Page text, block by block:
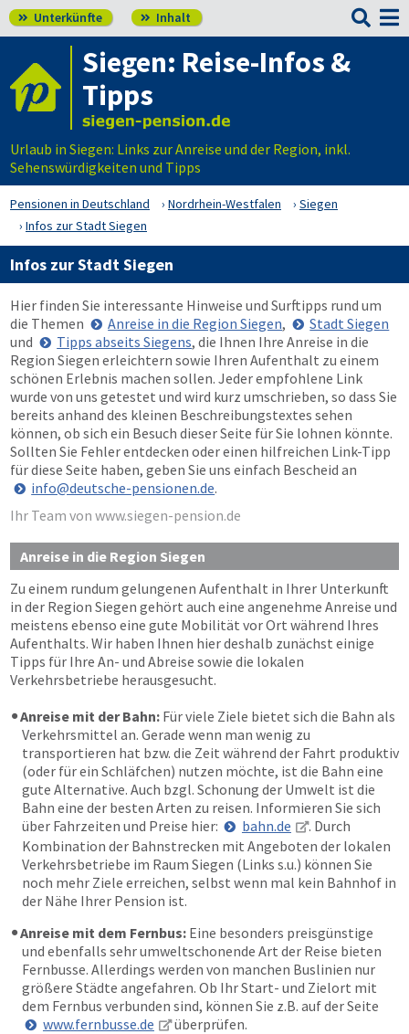
 Unterkünfte  Inhalt 
Siegen: Reise-Infos &
Tipps
Urlaub in Siegen: Links zur Anreise und der Region, inkl.
Sehenswürdigkeiten und Tipps
Pensionen in Deutschland Nordrhein-Westfalen
Siegen
Infos zur Stadt Siegen
Infos zur Stadt Siegen
Hier finden Sie interessante Hinweise und Surftipps rund um
die Themen
Anreise in die Region Siegen,
Stadt Siegen
und
Tipps abseits Siegens, die Ihnen Ihre Anreise in die
Region Siegen erleichtern sowie Ihren Aufenthalt zu einem
schönen Erlebnis machen sollen. Jeder empfohlene Link
wurde von uns getestet und wird kurz umschrieben, so dass Sie
bereits anhand des kleinen Beschreibungstextes sehen
können, ob sich ein Besuch dieser Seite für Sie lohnen könnte.
Sollten Sie Fehler entdecken oder einen hilfreichen Link-Tipp
für diese Seite haben, geben Sie uns einfach Bescheid an
info@deutsche-pensionen.de.
Ihr Team von www.siegen-pension.de
Anreise in die Region Siegen
Zu einem rundum gelungenen Aufenthalt in Ihrer Unterkunft
in der Region Siegen gehört auch eine angenehme Anreise und
meistens ebenso eine gute Mobilität vor Ort während Ihres
Aufenthalts. Wir haben Ihnen hier deshalb zunächst einige
Tipps für Ihre An- und Abreise sowie die lokalen
Verkehrsbetriebe herausgesucht.
Anreise mit der Bahn: Für viele Ziele bietet sich die Bahn als
Verkehrsmittel an. Gerade wenn man wenig zu
transportieren hat bzw. die Zeit während der Fahrt produktiv
(oder für ein Schläfchen) nutzen möchte, ist die Bahn eine
gute Alternative. Auch bzgl. Schonung der Umwelt ist die
Bahn eine der besten Arten zu reisen. Informieren Sie sich
über Fahrzeiten und Preise hier:
bahn.de
. Durch
Kombination der Bahnstrecken mit Angeboten der lokalen
Verkehrsbetriebe im Raum Siegen (Links s.u.) können Sie
noch mehr Ziele erreichen, selbst wenn mal kein Bahnhof in
der Nähe Ihrer Pension ist.
Anreise mit dem Fernbus: Eine besonders preisgünstige
und ebenfalls sehr umweltschonende Art der Reise bieten
Fernbusse. Allerdings werden von manchen Buslinien nur
größere Städte angefahren. Ob Ihr Start- und Zielort mit
dem Fernbus verbunden sind, können Sie z.B. auf der Seite
www.fernbusse.de
überprüfen.